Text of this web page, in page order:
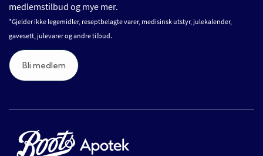
medlemstilbud og mye mer.
*Gjelder ikke legemidler, reseptbelagte varer, medisinsk utstyr, julekalender,
gavesett, julevarer og andre tilbud.
Bli medlem